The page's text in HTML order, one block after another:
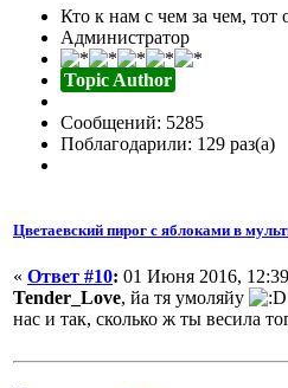
Кто к нам с чем за чем, тот
Администратор
Topic Author
Сообщений: 5285
Поблагодарили: 129 раз(а)
Цветаевский пирог с яблоками в
« Ответ #10: 01 Июня 2016,
Tender_Love, йа тя умоляйу
нас и так, сколько ж ты весила